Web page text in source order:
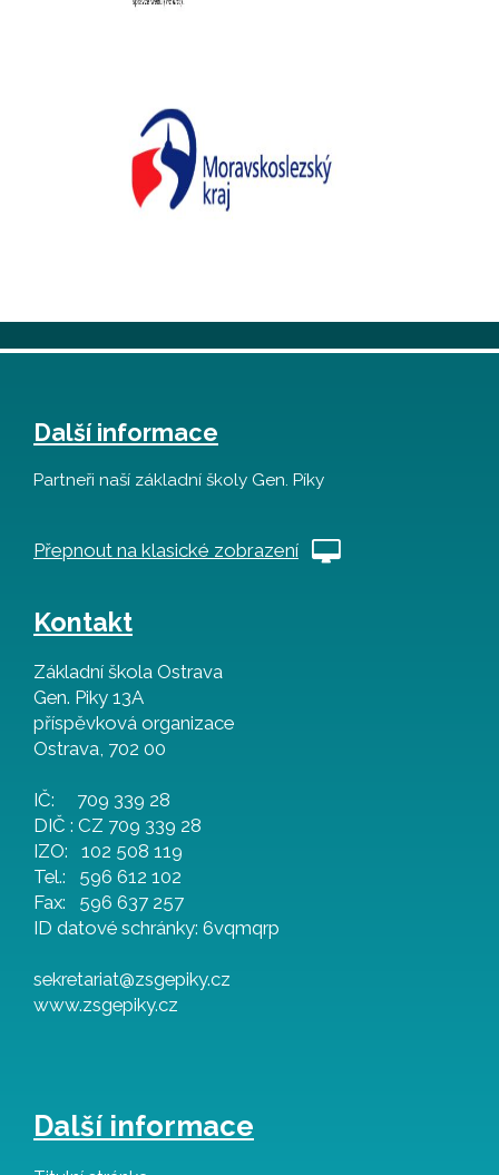
Další informace
Partneři naší základní školy Gen. Píky
Přepnout na klasické zobrazení
Kontakt
Základní škola Ostrava
Gen. Piky 13A
příspěvková organizace
Ostrava, 702 00
IČ: 709 339 28
DIČ : CZ 709 339 28
IZO: 102 508 119
Tel.: 596 612 102
Fax: 596 637 257
ID datové schránky: 6vqmqrp
sekretariat@zsgepiky.cz
www.zsgepiky.cz
Další informace